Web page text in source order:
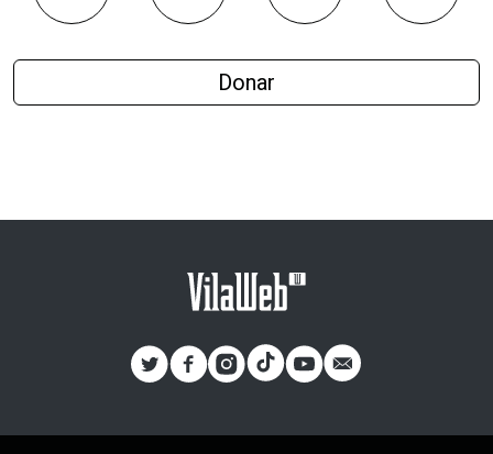
Donar